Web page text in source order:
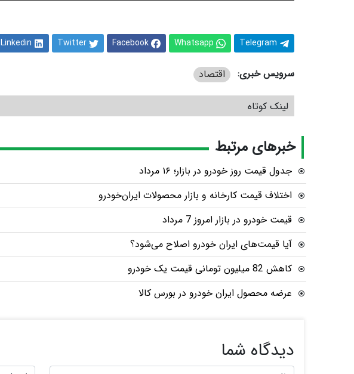
Telegram
Whatsapp
Facebook
Twitter
Linkedin
سرویس خبری: اقتصاد
لینک کوتاه
خبرهای مرتبط
جدول قیمت روز خودرو در بازار؛ ۱۶ مرداد
اختلاف قیمت کارخانه و بازار محصولات ایران‌خودرو
قیمت خودرو در بازار امروز 7 مرداد
آیا قیمت‌های ایران خودرو اصلاح می‌شود؟
کاهش 82 میلیون تومانی قیمت یک خودرو
عرضه محصول ایران خودرو در بورس کالا
دیدگاه شما